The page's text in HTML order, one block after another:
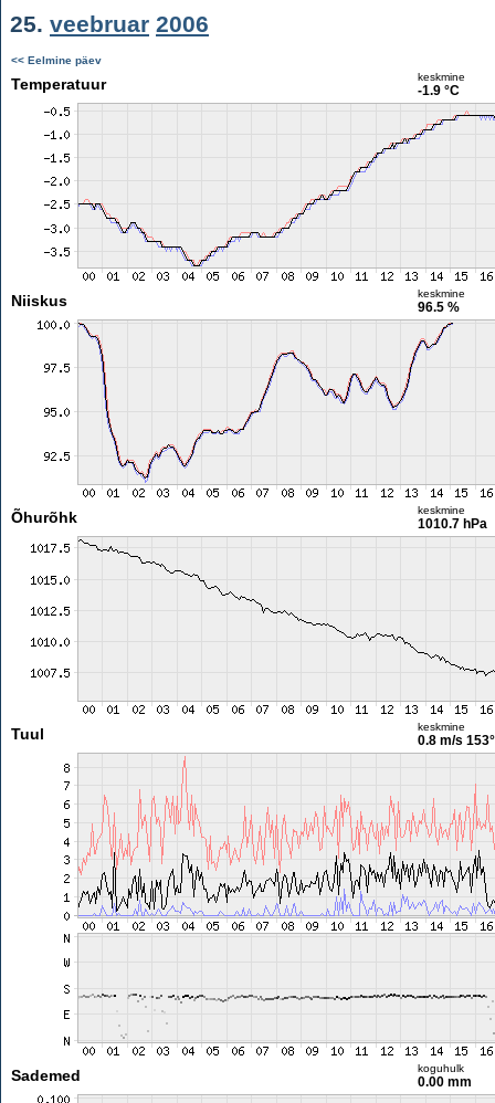
25. veebruar 2006
<< Eelmine päev
Temperatuur keskmine
-1.9 °C
Niiskus keskmine
96.5 %
Õhurõhk keskmine
1010.7 hPa
Tuul keskmine
0.8 m/s 153°
Sademed koguhulk
0.00 mm